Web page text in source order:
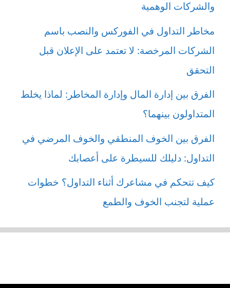
والشركات الوهمية
مخاطر التداول في الفوركس والنصب باسم
الشركات المرخصة: لا تعتمد على الإعلان قبل
التحقق
الفرق بين إدارة المال وإدارة المخاطر: لماذا يخلط
المتداولون بينهما؟
الفرق بين الخوف المنطقي والخوف المرضي في
التداول: دليلك للسيطرة على أعصابك
كيف تتحكم في مشاعرك أثناء التداول؟ خطوات
عملية لتجنب الخوف والطمع